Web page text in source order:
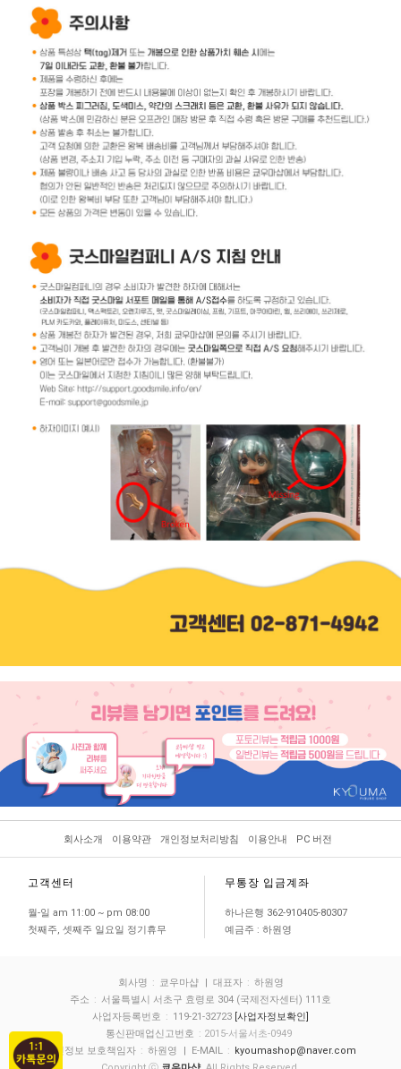
회사소개 이용약관 개인정보처리방침 이용안내 PC 버전
고객센터
월-일 am 11:00 ~ pm 08:00
첫째주, 셋째주 일요일 정기휴무
무통장 입금계좌
하나은행 362-910405-80307
예금주 : 하원영
회사명 : 쿄우마샵 | 대표자 : 하원영
주소 : 서울특별시 서초구 효령로 304 (국제전자센터) 111호
사업자등록번호 : 119-21-32723 [사업자정보확인]
통신판매업신고번호 : 2015-서울서초-0949
개인정보 보호책임자 : 하원영 | E-MAIL : kyoumashop@naver.com